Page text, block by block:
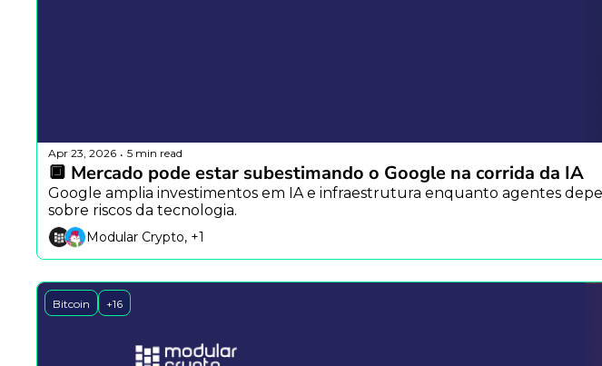
Apr 23, 2026 • 5 min read
🔲 Mercado pode estar subestimando o Google na corrida da IA
Google amplia investimentos em IA e infraestrutura enquanto agentes
sobre riscos da tecnologia.
Modular Crypto, +1
Bitcoin +16